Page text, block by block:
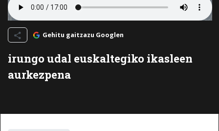
Gehitu gaitzazu Googlen
irungo udal euskaltegiko ikasleen
aurkezpena